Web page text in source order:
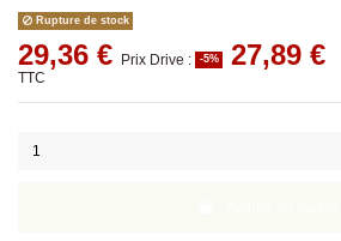
Rupture de stock
29,36 € Prix Drive : -5% 27,89 €
TTC